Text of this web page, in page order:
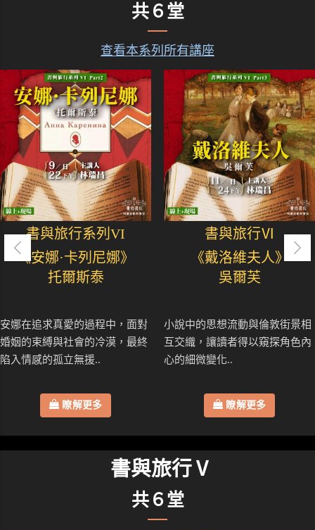
共６堂
查看本系列所有講座
書與旅行系列VI
《安娜·卡列尼娜》
托爾斯泰
安娜在追求真愛的過程中，面對
婚姻的束縛與社會的冷漠，最終
陷入情感的孤立無援..
瞭解更多
書與旅行Ⅵ
《戴洛維夫人》
吳爾芙
小說中的思想流動與倫敦街景相
互交織，讓讀者得以窺探角色內
心的細微變化..
瞭解更多
書與旅行Ⅴ
共６堂